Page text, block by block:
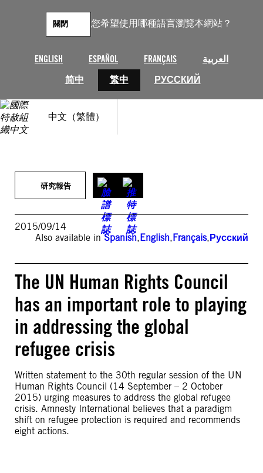
您希望使用哪種語言瀏覽本網站？
ENGLISH ESPAÑOL FRANÇAIS
العربية
简中
繁中 РУССКИЙ
關閉
中文（繁體）
研究報告
2015/09/14
Also available inSpanish,English,Français,Русский
The UN Human Rights Council
has an important role to playing
in addressing the global
refugee crisis
Written statement to the 30th regular session of the UN
Human Rights Council (14 September – 2 October
2015) urging measures to address the global refugee
crisis. Amnesty International believes that a paradigm
shift on refugee protection is required and recommends
eight actions.